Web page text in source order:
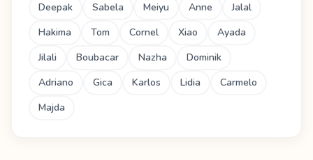
Deepak Sabela Meiyu Anne
Jalal
Hakima
Tom Cornel Xiao
Ayada
Jilali
Boubacar Nazha
Dominik
Adriano
Gica Karlos Lidia
Carmelo
Majda